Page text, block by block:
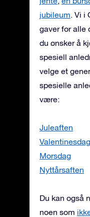
jubileum. Vi i
gaver for alle
du ønsker å
spesiell
velge et
spesielle
være:
Juleaften
Morsdag
Nyttårsaften
Du kan også
noen som